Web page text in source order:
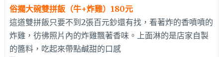
俗擱大碗雙拼飯（牛+炸雞）180元
這道雙拼飯只要不到2張百元鈔還有找，看著炸的香噴噴的
炸雞，彷彿照片內的炸雞飄著香味。上面淋的是店家自製
的醬料，吃起來帶點鹹甜的口感